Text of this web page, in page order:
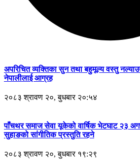
अपरिचित व्यक्तिका सुन तथा बहुमूल्य वस्तु
नेपालीलाई आग्रह
२०८३ श्रावण २०, बुधबार २०:५४
पाँचथर समाज सेवा यूकेको वार्षिक भेटघाट २३
सुहाङको सांगीतिक प्रस्तुति रहने
२०८३ श्रावण २०, बुधबार १९:२९